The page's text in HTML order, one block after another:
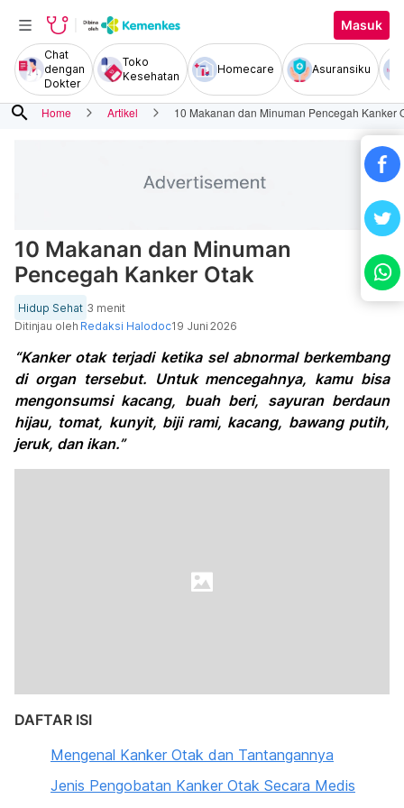
Masuk
Chat
dengan
Dokter
Toko
Kesehatan
Homecare Asuransiku
search Home Artikel 10 Makanan dan Minuman Pencegah Kanker
10 Makanan dan Minuman
Pencegah Kanker Otak
Hidup Sehat 3 menit
Ditinjau oleh Redaksi Halodoc19 Juni 2026
“Kanker otak terjadi ketika sel abnormal berkembang
di organ tersebut. Untuk mencegahnya, kamu bisa
mengonsumsi kacang, buah beri, sayuran berdaun
hijau, tomat, kunyit, biji rami, kacang, bawang putih,
jeruk, dan ikan.”
DAFTAR ISI
Mengenal Kanker Otak dan Tantangannya
Jenis Pengobatan Kanker Otak Secara Medis